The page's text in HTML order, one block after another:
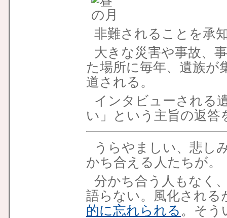
非難されることを承
大きな災害や事故、
た場所に毎年、遺族が
道される。
インタビューされる
い」という主旨の返答
うらやましい、悲し
かち合える人たちが。
分かち合う人もなく
語らない。風化され
的に忘れられる 。そう